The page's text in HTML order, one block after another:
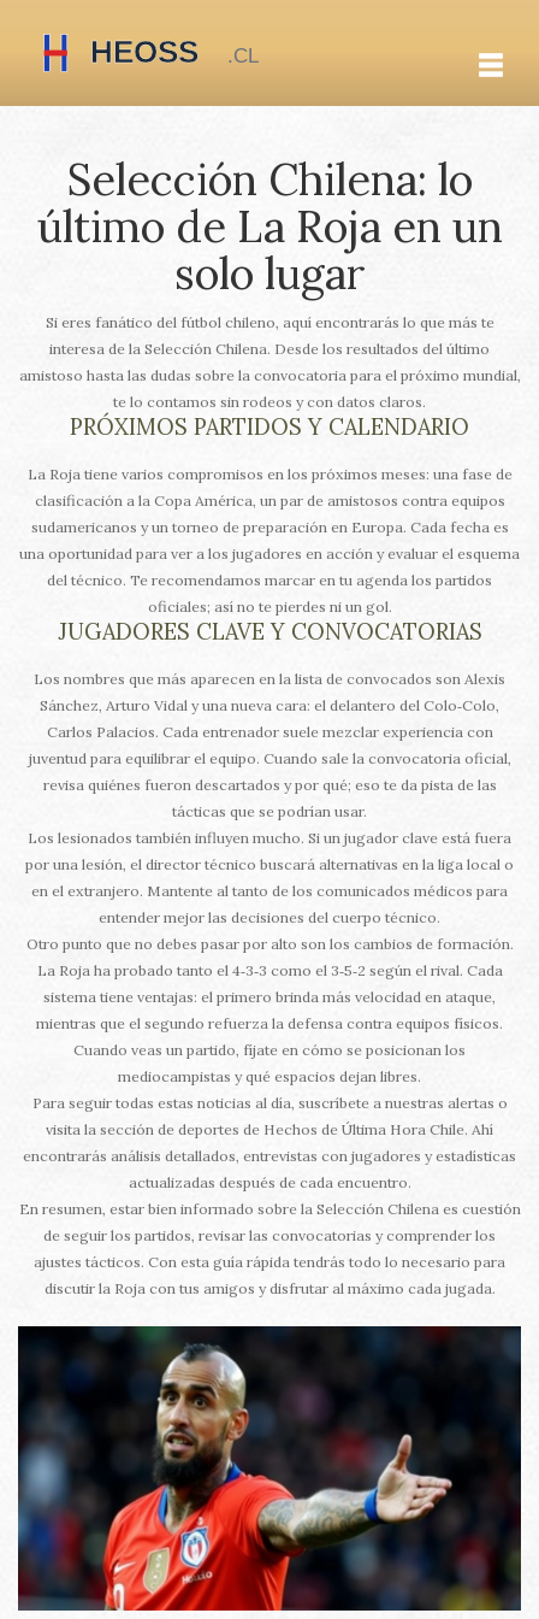
Selección Chilena: lo
último de La Roja en un
solo lugar
Si eres fanático del fútbol chileno, aquí encontrarás lo que más te
interesa de la Selección Chilena. Desde los resultados del último
amistoso hasta las dudas sobre la convocatoria para el próximo mundial,
te lo contamos sin rodeos y con datos claros.
PRÓXIMOS PARTIDOS Y CALENDARIO
La Roja tiene varios compromisos en los próximos meses: una fase de
clasificación a la Copa América, un par de amistosos contra equipos
sudamericanos y un torneo de preparación en Europa. Cada fecha es
una oportunidad para ver a los jugadores en acción y evaluar el esquema
del técnico. Te recomendamos marcar en tu agenda los partidos
oficiales; así no te pierdes ni un gol.
JUGADORES CLAVE Y CONVOCATORIAS
Los nombres que más aparecen en la lista de convocados son Alexis
Sánchez, Arturo Vidal y una nueva cara: el delantero del Colo‑Colo,
Carlos Palacios. Cada entrenador suele mezclar experiencia con
juventud para equilibrar el equipo. Cuando sale la convocatoria oficial,
revisa quiénes fueron descartados y por qué; eso te da pista de las
tácticas que se podrían usar.
Los lesionados también influyen mucho. Si un jugador clave está fuera
por una lesión, el director técnico buscará alternativas en la liga local o
en el extranjero. Mantente al tanto de los comunicados médicos para
entender mejor las decisiones del cuerpo técnico.
Otro punto que no debes pasar por alto son los cambios de formación.
La Roja ha probado tanto el 4‑3‑3 como el 3‑5‑2 según el rival. Cada
sistema tiene ventajas: el primero brinda más velocidad en ataque,
mientras que el segundo refuerza la defensa contra equipos físicos.
Cuando veas un partido, fíjate en cómo se posicionan los
mediocampistas y qué espacios dejan libres.
Para seguir todas estas noticias al día, suscríbete a nuestras alertas o
visita la sección de deportes de Hechos de Última Hora Chile. Ahí
encontrarás análisis detallados, entrevistas con jugadores y estadísticas
actualizadas después de cada encuentro.
En resumen, estar bien informado sobre la Selección Chilena es cuestión
de seguir los partidos, revisar las convocatorias y comprender los
ajustes tácticos. Con esta guía rápida tendrás todo lo necesario para
discutir la Roja con tus amigos y disfrutar al máximo cada jugada.